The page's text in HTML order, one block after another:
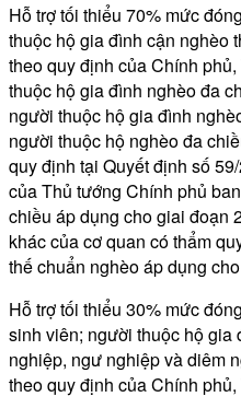
Hỗ trợ tối thiểu 70% mức
thuộc hộ gia đình cận nghèo
theo quy định của Chính
thuộc hộ gia đình nghèo đa
người thuộc hộ gia đình
người thuộc hộ nghèo đa
quy định tại Quyết định số
của Thủ tướng Chính phủ
chiều áp dụng cho giai đoạn
khác của cơ quan có thẩm
thế chuẩn nghèo áp dụng
Hỗ trợ tối thiểu 30% mức
sinh viên; người thuộc hộ gia
nghiệp, ngư nghiệp và diêm
theo quy định của Chính